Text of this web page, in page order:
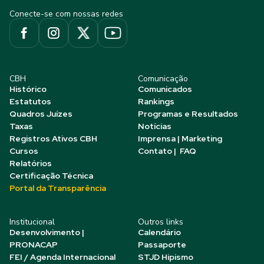
Conecte-se com nossas redes
CBH
Histórico
Estatutos
Quadros Juízes
Taxas
Registros Ativos CBH
Cursos
Relatórios
Certificação Técnica
Portal da Transparência
Comunicação
Comunicados
Rankings
Programas e Resultados
Notícias
Imprensa | Marketing
Contato | FAQ
Institucional
Desenvolvimento |
PRONACAP
FEI / Agenda Internacional
Outros links
Calendário
Passaporte
STJD Hipismo